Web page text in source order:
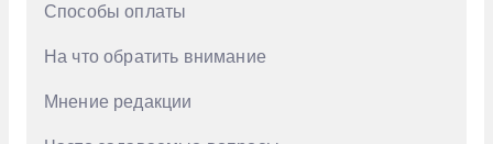
Jaecoo
Jetour
Kaiyi
Способы оплаты
На что обратить внимание
Мнение редакции